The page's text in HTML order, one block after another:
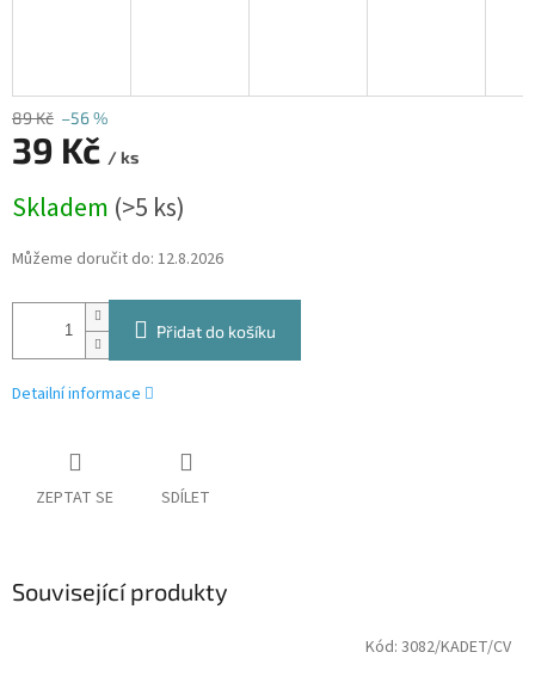
89 Kč –56 %
39 Kč / ks
cena:
Skladem (>5 ks)
Můžeme doručit do: 12.8.2026
Přidat do košíku
Detailní informace
ZEPTAT SE SDÍLET
Související produkty
Kód: 3082/KADET/CV